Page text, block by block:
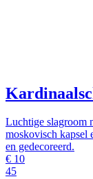
Luchtige slagroom
moskovisch kapsel
en gedecoreerd.
€ 10
45